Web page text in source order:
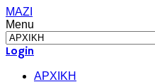
ΜΑΖΙ
Menu
Login
ΑΡΧΙΚΗ